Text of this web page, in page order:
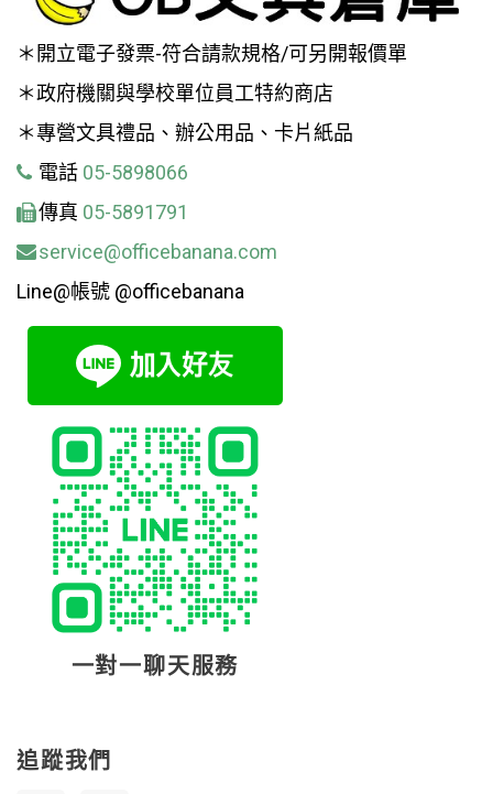
＊開立電子發票-符合請款規格/可另開報價單
＊政府機關與學校單位員工特約商店
＊專營文具禮品、辦公用品、卡片紙品
電話 05-5898066
傳真 05-5891791
service@officebanana.com
Line@帳號 @officebanana
一對一聊天服務
追蹤我們